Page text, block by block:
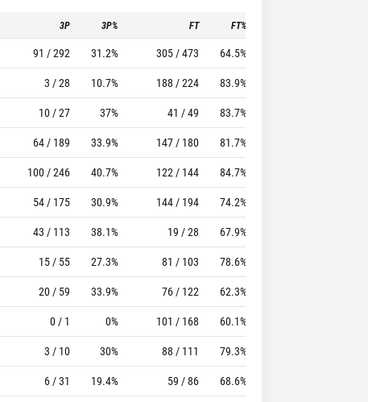
3P 3P% FT FT%
91 / 292 31.2% 305 / 473 64.5%
3 / 28 10.7% 188 / 224 83.9%
10 / 27 37% 41 / 49 83.7%
64 / 189 33.9% 147 / 180 81.7%
100 / 246 40.7% 122 / 144 84.7%
54 / 175 30.9% 144 / 194 74.2%
43 / 113 38.1% 19 / 28 67.9%
15 / 55 27.3% 81 / 103 78.6%
20 / 59 33.9% 76 / 122 62.3%
0 / 1 0% 101 / 168 60.1%
3 / 10 30% 88 / 111 79.3%
6 / 31 19.4% 59 / 86 68.6%